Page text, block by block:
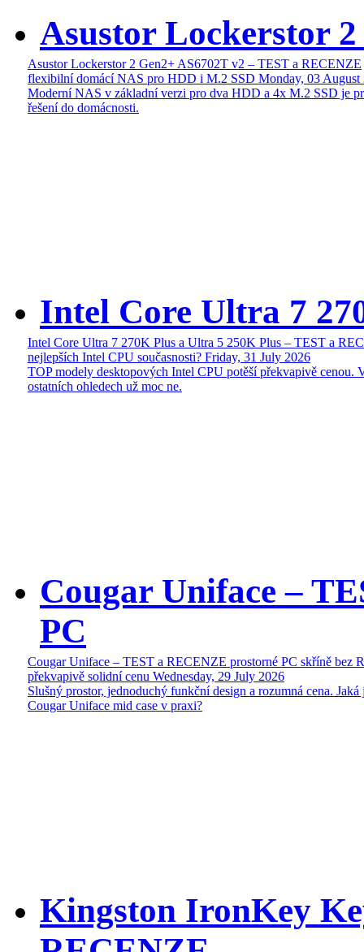
Asustor Lockerstor
Asustor Lockerstor 2 Gen2+ AS6702T v2 – TEST a RECENZE
flexibilní domácí NAS pro HDD i M.2 SSD Monday, 03 August
Moderní NAS v základní verzi pro dva HDD a 4x M.2 SSD je
řešení do domácnosti.
Intel Core Ultra 7
Intel Core Ultra 7 270K Plus a Ultra 5 250K Plus – TEST a
nejlepších Intel CPU současnosti? Friday, 31 July 2026
TOP modely desktopových Intel CPU potěší překvapivě cenou.
ostatních ohledech už moc ne.
Cougar Uniface –
PC
Cougar Uniface – TEST a RECENZE prostorné PC skříně bez
překvapivě solidní cenu Wednesday, 29 July 2026
Slušný prostor, jednoduchý funkční design a rozumná cena. Jaká
Cougar Uniface mid case v praxi?
Kingston IronKey